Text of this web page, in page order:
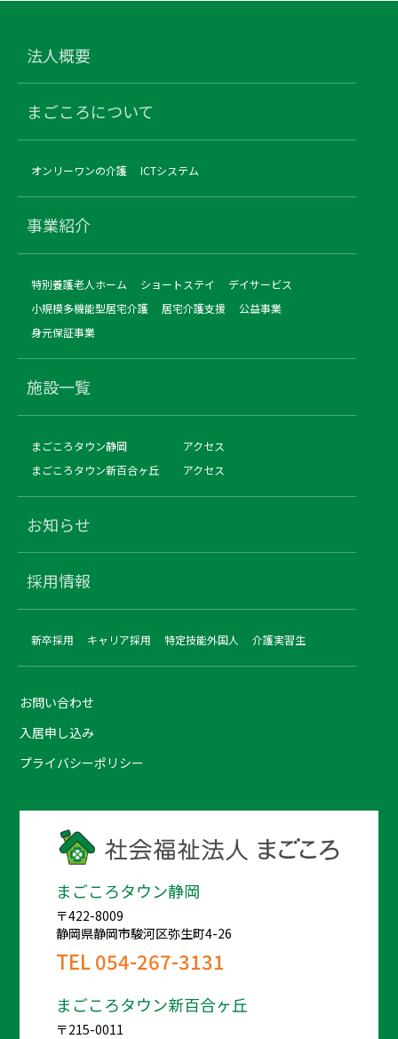
法人概要
まごころについて
オンリーワンの介護 ICTシステム
事業紹介
特別養護老人ホーム ショートステイ
デイサービス
小規模多機能型居宅介護
居宅介護支援
公益事業
身元保証事業
施設一覧
まごころタウン静岡
アクセス
まごころタウン新百合ヶ丘
アクセス
お知らせ
採用情報
新卒採用 キャリア採用 特定技能外国人 介護実習生
お問い合わせ
入居申し込み
プライバシーポリシー
まごころタウン静岡
〒422-8009
静岡県静岡市駿河区弥生町4-26
TEL054-267-3131
まごころタウン新百合ヶ丘
〒215-0011